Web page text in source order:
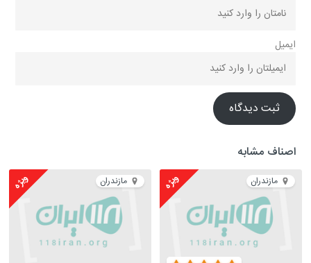
ایمیل
ثبت دیدگاه
اصناف مشابه
مازندران ویژه مازندران ویژه